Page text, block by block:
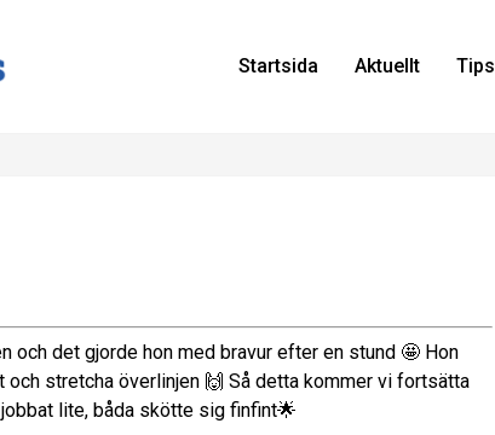
Startsida Aktuellt Tips
och det gjorde hon med bravur efter en stund 🤩 Hon
stretcha överlinjen 🙌 Så detta kommer vi fortsätta
lite, båda skötte sig finfint🌟